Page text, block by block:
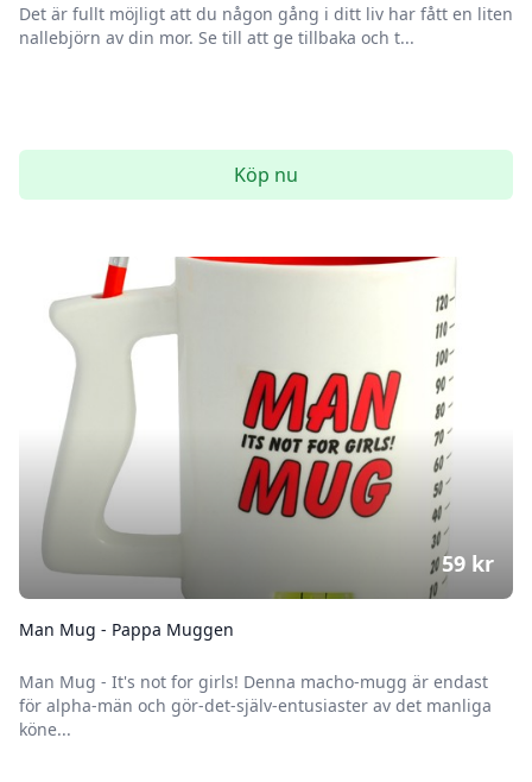
Det är fullt möjligt att du någon gång i ditt liv har fått en liten
nallebjörn av din mor. Se till att ge tillbaka och t...
Köp nu
Man Mug - Pappa Muggen
Man Mug - It's not for girls! Denna macho-mugg är endast
för alpha-män och gör-det-själv-entusiaster av det manliga
köne...
59 kr